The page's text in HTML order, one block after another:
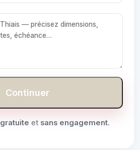
Continuer
gratuite et sans engagement.